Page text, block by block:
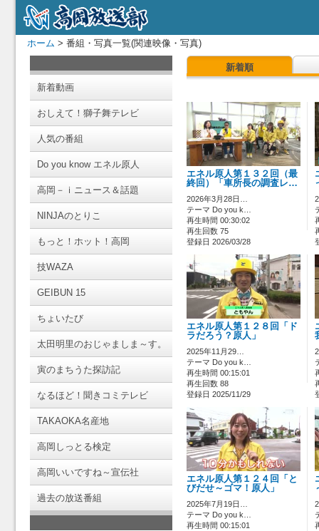
ホーム > 番組・写真一覧(関連映像・写真)
新着動画
おしえて！獅子舞テレビ
人気の番組
Do you know エネル原人
高岡－ｉニュース＆話題
NINJAのとりこ
もっと！ホット！高岡
技WAZA
GEIBUN 15
ちょいたび
太田明里のおじゃましま～す。
寅のまちうた探訪記
なるほど！聞きコミテレビ
TAKAOKA名産地
高岡しっとる検定
高岡いいですね～宣伝社
過去の放送番組
新着順
エネル原人第１３２回（最
終回）「車所長の調査レ…
2026年3月28日…
テーマ Do you k…
再生時間 00:30:02
再生回数 75
登録日 2026/03/28
エネル原人第１２８回「ド
ラだろう？原人」
2025年11月29…
テーマ Do you k…
再生時間 00:15:01
再生回数 88
登録日 2025/11/29
エネル原人第１２４回「と
びだせ～ゴマ！原人」
2025年7月19日…
テーマ Do you k…
再生時間 00:15:01